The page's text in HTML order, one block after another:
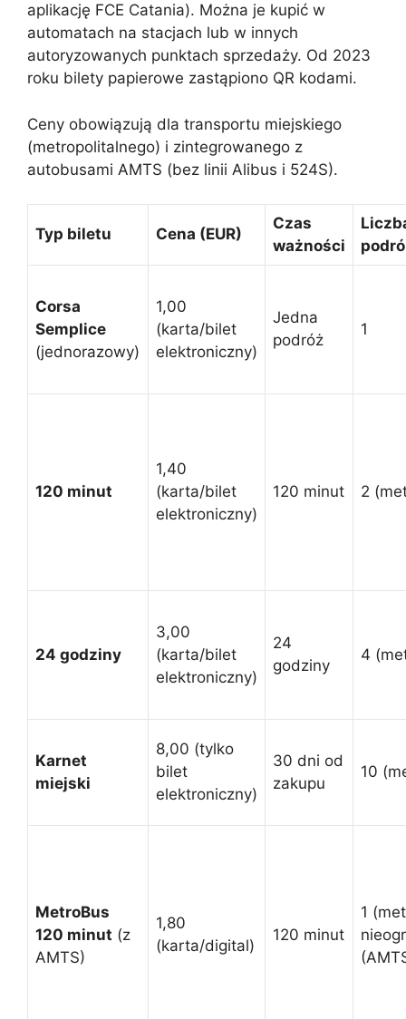
aplikację FCE Catania). Można je kupić w
automatach na stacjach lub w innych
autoryzowanych punktach sprzedaży. Od 2023
roku bilety papierowe zastąpiono QR kodami.
Ceny obowiązują dla transportu miejskiego
(metropolitalnego) i zintegrowanego z
autobusami AMTS (bez linii Alibus i 524S).
Typ biletu Cena (EUR)
Czas
ważności
Corsa
Semplice
(jednorazowy)
1,00
(karta/bilet
elektroniczny)
Jedna
podróż
1
120 minut
1,40
(karta/bilet
elektroniczny)
120 minut 2
24 godziny
3,00
(karta/bilet
elektroniczny)
24
godziny
4
Karnet
miejski
8,00 (tylko
bilet
elektroniczny)
30 dni od
zakupu
10
MetroBus
120 minut (z
AMTS)
1,80
(karta/digital)
120 minut
1